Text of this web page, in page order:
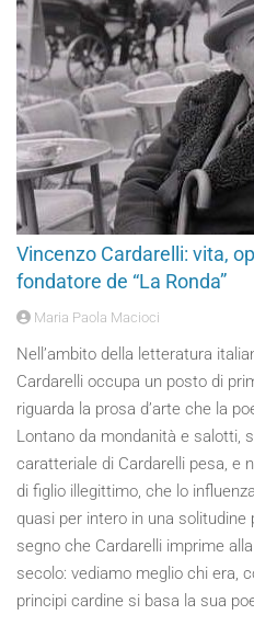
Vincenzo Cardarelli: vita,
fondatore de “La Ronda”
Maria Paola Macioci
Nell’ambito della letteratura
Cardarelli occupa un posto di
riguarda la prosa d’arte che la
Lontano da mondanità e salotti,
caratteriale di Cardarelli pesa, e
di figlio illegittimo, che lo
quasi per intero in una solitudine
segno che Cardarelli imprime
secolo: vediamo meglio chi era,
principi cardine si basa la sua